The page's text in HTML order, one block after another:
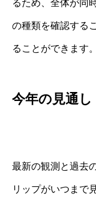
るため、全体が同
の種類を確認する
ることができます。
今年の見通
最新の観測と過去
リップがいつまで